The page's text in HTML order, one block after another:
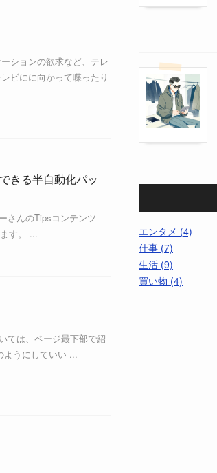
ションの欲求など、テレ
ビにに向かって喋ったり
きる半自動化パッ
さんのTipsコンテンツ
す。 ...
ては、ページ最下部で紹
ようにしていい ...
エンタメ (4)
仕事 (7)
生活 (9)
買い物 (4)